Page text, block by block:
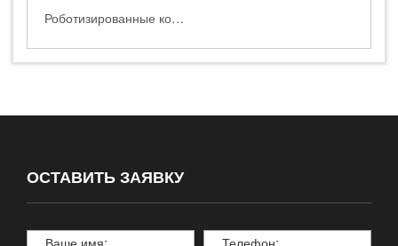
Роботизированные комплексы гидроабразивной резки HEAD WATERJET
ОСТАВИТЬ ЗАЯВКУ